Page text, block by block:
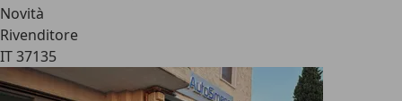
Novità
Rivenditore
IT 37135